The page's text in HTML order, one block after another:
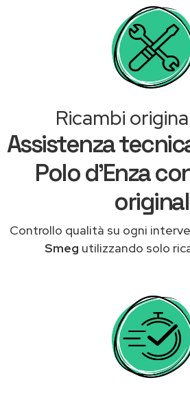
Ricambi
Assistenza
Polo d'Enza
Controllo qualità su ogni
Smeg utilizzando solo